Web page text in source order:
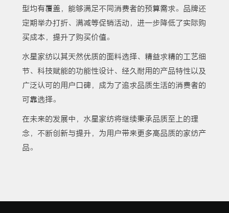
型均有覆盖，能够满足不同消费者的预算需求。品牌还
定期举办打折、满减等促销活动，进一步降低了实际购
买成本，提升了购买价值。
水星家纺以其天然优质的面料选择、精益求精的工艺细
节、科技赋能的功能性设计、经久耐用的产品特性以及
广泛认可的用户口碑，成为了追求品质生活的消费者的
可靠选择。
在未来的发展中，水星家纺将继续秉承品质至上的理
念，不断创新与提升，为用户带来更多高品质的家纺产
品。